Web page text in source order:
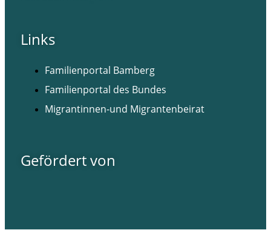
Links
Familienportal Bamberg
Familienportal des Bundes
Migrantinnen-und Migrantenbeirat
Gefördert von